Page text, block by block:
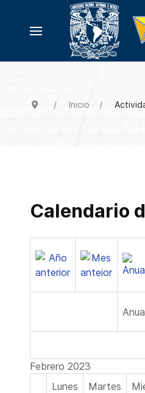
Inicio
Calendario
Febrero 2023
Lunes
Martes